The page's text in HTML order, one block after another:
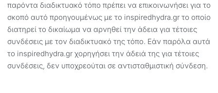
παρόντα διαδικτυακό τόπο πρέπει να επικοινωνήσει για το
σκοπό αυτό προηγουμένως με το inspiredhydra.gr το οποίο
διατηρεί το δικαίωμα να αρνηθεί την άδεια για τέτοιες
συνδέσεις με τον διαδικτυακό της τόπο. Εάν παρόλα αυτά
το inspiredhydra.gr χορηγήσει την άδειά της για τέτοιες
συνδέσεις, δεν υποχρεούται σε αντισταθμιστική σύνδεση.